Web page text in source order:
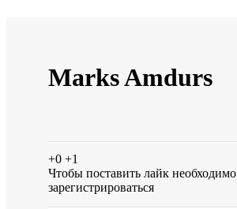
Marks Amdurs
+0 +1
Чтобы поставить лайк необходимо
зарегистрироваться